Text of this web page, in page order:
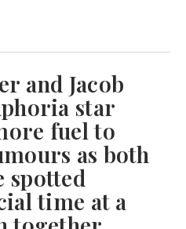
and Jacob
star
fuel to
as both
spotted
time at a